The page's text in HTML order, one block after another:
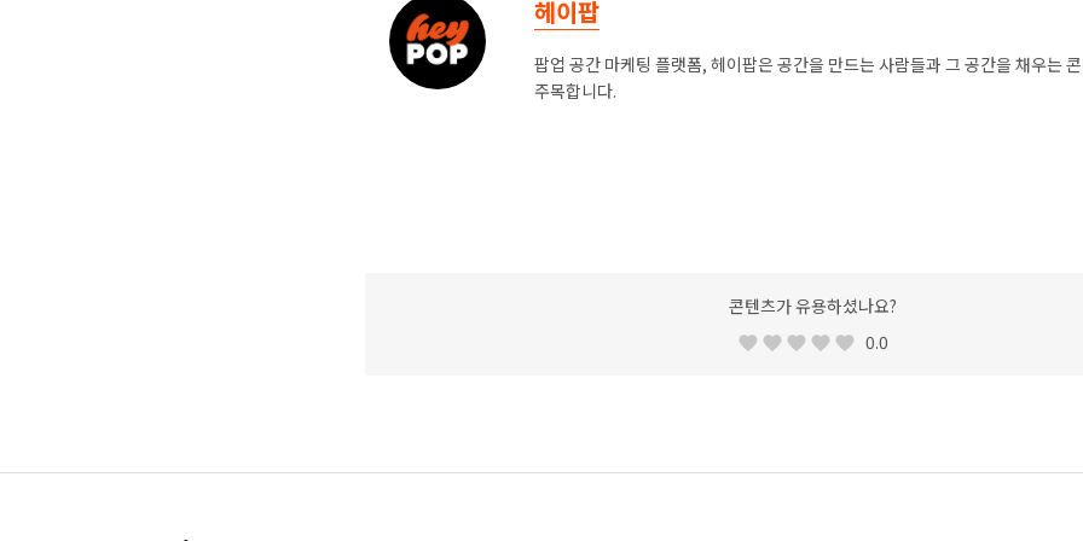
헤이팝
팝업 공간 마케팅 플랫폼, 헤이팝은 공간을 만드는 사람들과 그 공간을 채우는
주목합니다.
콘텐츠가 유용하셨나요?
0.0